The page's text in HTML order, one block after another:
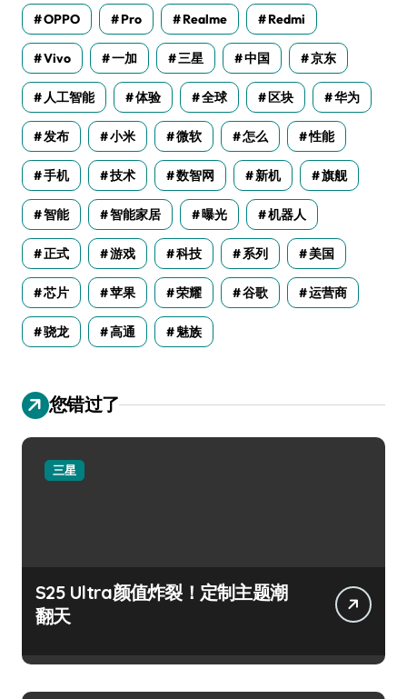
OPPO Pro Realme Redmi
Vivo 一加 三星 中国 京东
人工智能 体验 全球 区块 华为
发布 小米 微软 怎么 性能
手机 技术 数智网 新机 旗舰
智能 智能家居 曝光 机器人
正式 游戏 科技 系列 美国
芯片 苹果 荣耀 谷歌 运营商
骁龙 高通 魅族
您错过了
三星
S25 Ultra颜值炸裂！定制主题潮
翻天